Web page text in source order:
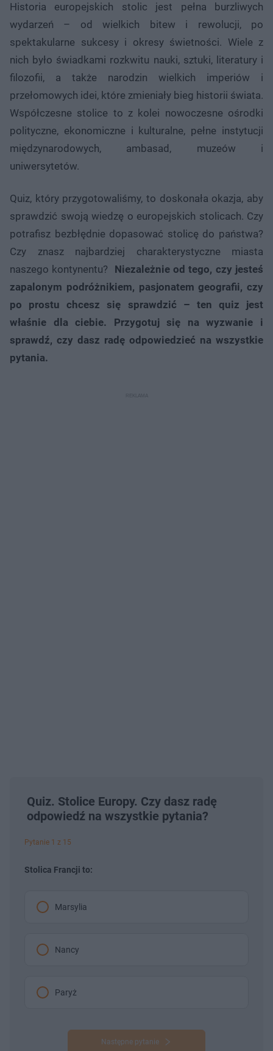
Historia europejskich stolic jest pełna burzliwych
wydarzeń – od wielkich bitew i rewolucji, po
spektakularne sukcesy i okresy świetności. Wiele z
nich było świadkami rozkwitu nauki, sztuki, literatury i
filozofii, a także narodzin wielkich imperiów i
przełomowych idei, które zmieniały bieg historii świata.
Współczesne stolice to z kolei nowoczesne ośrodki
polityczne, ekonomiczne i kulturalne, pełne instytucji
międzynarodowych, ambasad, muzeów i
uniwersytetów.
Quiz, który przygotowaliśmy, to doskonała okazja, aby
sprawdzić swoją wiedzę o europejskich stolicach. Czy
potrafisz bezbłędnie dopasować stolicę do państwa?
Czy znasz najbardziej charakterystyczne miasta
naszego kontynentu? Niezależnie od tego, czy jesteś
zapalonym podróżnikiem, pasjonatem geografii, czy
po prostu chcesz się sprawdzić – ten quiz jest
właśnie dla ciebie. Przygotuj się na wyzwanie i
sprawdź, czy dasz radę odpowiedzieć na wszystkie
pytania.
Quiz. Stolice Europy. Czy dasz radę
odpowiedź na wszystkie pytania?
Pytanie 1 z 15
Stolica Francji to:
Marsylia
Nancy
Paryż
Następne pytanie